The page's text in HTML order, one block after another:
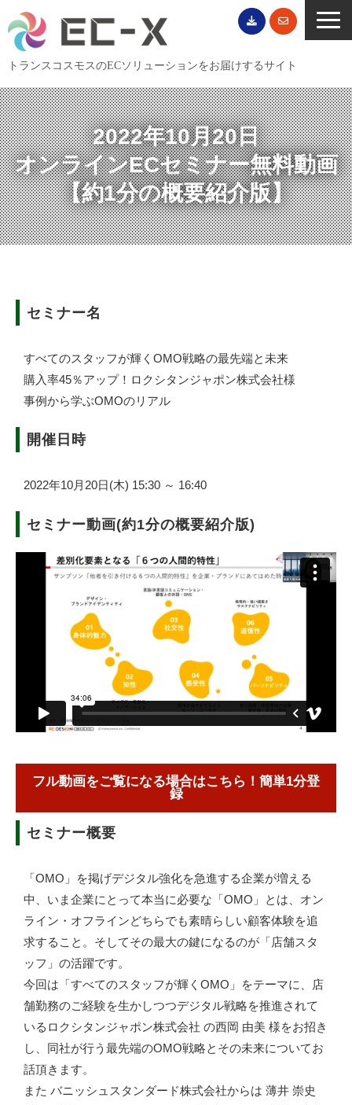
トランスコスモスのECソリューションをお届けするサイト
TOP
サービス一覧
EC導入事例
ECブログ
無料セミナー
EC資料ダウンロード
2022年10月20日
オンラインECセミナー無料動画
【約1分の概要紹介版】
セミナー名
すべてのスタッフが輝くOMO戦略の最先端と未来
購入率45％アップ！ロクシタンジャポン株式会社様
事例から学ぶOMOのリアル
開催日時
2022年10月20日(木) 15:30 ～ 16:40
セミナー動画(約1分の概要紹介版)
フル動画をご覧になる場合はこちら！簡単1分登
録
セミナー概要
「OMO」を掲げデジタル強化を急進する企業が増える
中、いま企業にとって本当に必要な「OMO」とは、オン
ライン・オフラインどちらでも素晴らしい顧客体験を追
求すること。そしてその最大の鍵になるのが「店舗スタ
ッフ」の活躍です。
今回は「すべてのスタッフが輝くOMO」をテーマに、店
舗勤務のご経験を生かしつつデジタル戦略を推進されて
いるロクシタンジャポン株式会社 の西岡 由美 様をお招き
し、同社が行う最先端のOMO戦略とその未来についてお
話頂きます。
また バニッシュスタンダード株式会社からは 薄井 崇史